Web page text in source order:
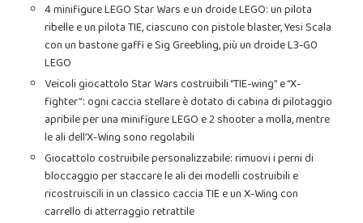
4 minifigure LEGO Star Wars e un droide LEGO: un pilota
ribelle e un pilota TIE, ciascuno con pistole blaster, Yesi Scala
con un bastone gaffi e Sig Greebling, più un droide L3-G0
LEGO
Veicoli giocattolo Star Wars costruibili “TIE-wing” e “X-
fighter”: ogni caccia stellare è dotato di cabina di pilotaggio
apribile per una minifigure LEGO e 2 shooter a molla, mentre
le ali dell’X-Wing sono regolabili
Giocattolo costruibile personalizzabile: rimuovi i perni di
bloccaggio per staccare le ali dei modelli costruibili e
ricostruiscili in un classico caccia TIE e un X-Wing con
carrello di atterraggio retrattile